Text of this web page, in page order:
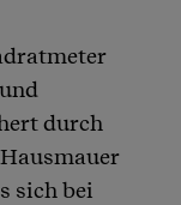
durch
sich bei